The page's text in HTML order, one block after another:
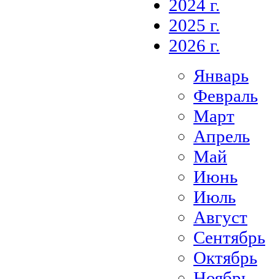
2024 г.
2025 г.
2026 г.
Январь
Февраль
Март
Апрель
Май
Июнь
Июль
Август
Сентябрь
Октябрь